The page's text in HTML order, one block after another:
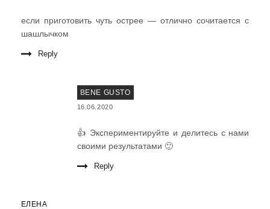
если приготовить чуть острее — отлично сочитается с
шашлычком
Reply
BENE GUSTO
16.06.2020
👍 Экспериментируйте и делитесь с нами
своими результатами 🙂
Reply
ЕЛЕНА